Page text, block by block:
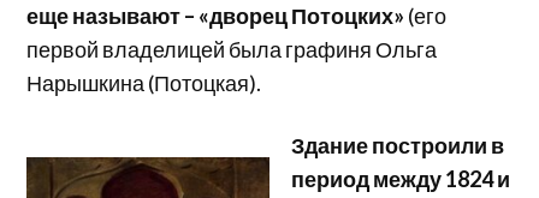
еще называют – «дворец Потоцких» (его
первой владелицей была графиня Ольга
Нарышкина (Потоцкая).
Здание построили в
период между 1824 и